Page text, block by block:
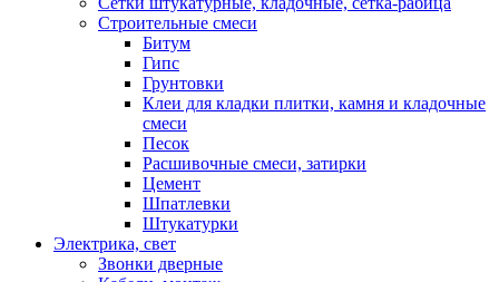
Строительные смеси
Битум
Гипс
Грунтовки
Клеи для кладки плитки, камня и кладочные
смеси
Песок
Расшивочные смеси, затирки
Цемент
Шпатлевки
Штукатурки
Электрика, свет
Звонки дверные